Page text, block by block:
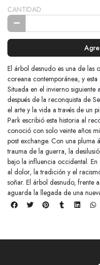
CANTIDAD
El árbol desnudo es una de las
coreana contemporánea, y
Situada en el invierno
después de la reconquista de
el arte y la vida a través de un
Park escribió esta historia al
conoció con solo veinte años
post exchange. Con una pluma
trauma de la guerra, la
bajo la influencia occidental.
al dolor, la tradición y el
soñar. El árbol desnudo, frente
aguarda la llegada de una